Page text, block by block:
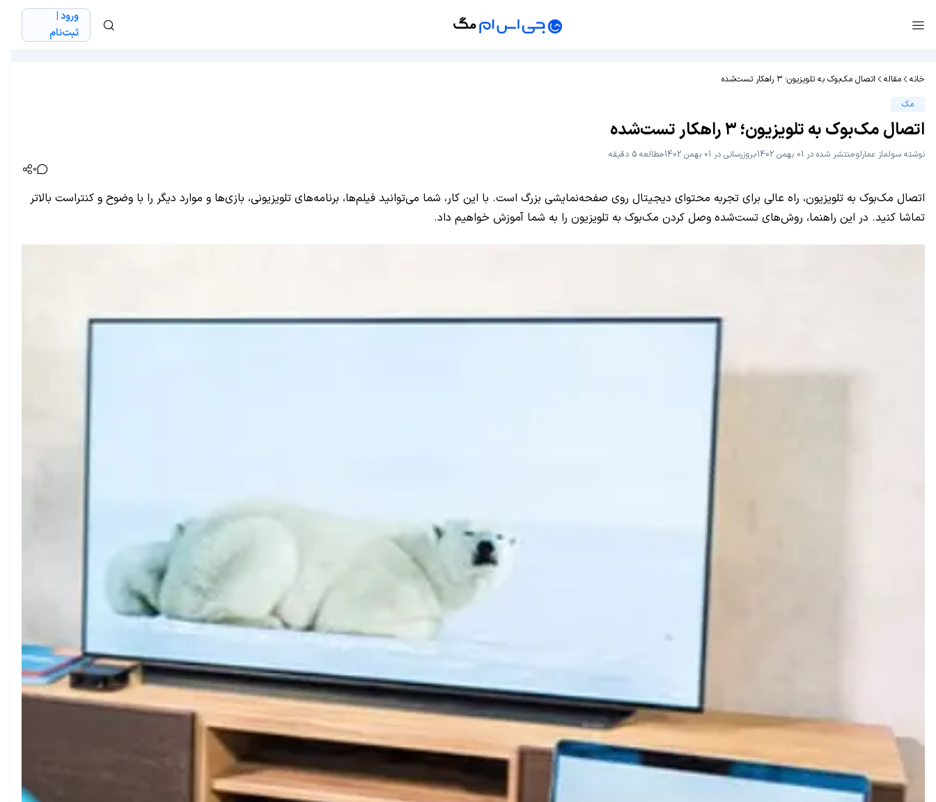
ورود |
ثبت‌نام
خانه مقاله
اتصال مک‌بوک به تلویزیون؛ ۳ راهکار تست‌شده
مک
اتصال مک‌بوک به تلویزیون؛ ۳ راهکار تست‌شده
نوشته سولماز عمارلومنتشر شده در 01 بهمن 1402 بروزرسانی در 01 بهمن 1402
مطالعه 5 دقیقه
0
اتصال مک‌بوک به تلویزیون، راه عالی برای تجربه محتوای دیجیتال روی صفحه‌نمایشی بزرگ است. با این کار، شما می‌توانید فیلم‌ها، برنامه‌های تلویزیونی، بازی‌ها و موارد دیگر را با وضوح و کنتراست بالاتر
تماشا کنید. در این راهنما، روش‌های تست‌شده وصل کردن مک‌بوک به تلویزیون را به شما آموزش خواهیم داد.